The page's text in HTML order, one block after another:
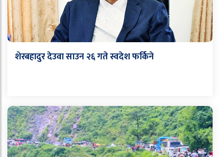
शेरबहादुर देउवा साउन २६ गते स्वदेश फर्किने